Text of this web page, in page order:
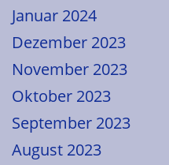
Januar 2024
Dezember 2023
November 2023
Oktober 2023
September 2023
August 2023